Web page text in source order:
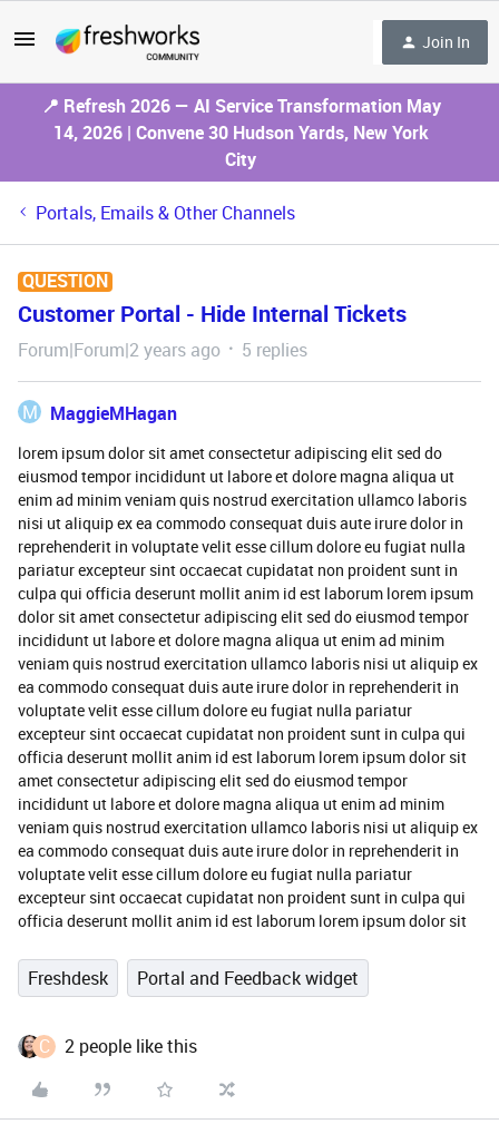
Join In
📍 Refresh 2026 — AI Service Transformation May
14, 2026 | Convene 30 Hudson Yards, New York
City
Portals, Emails & Other Channels
QUESTION
Customer Portal - Hide Internal Tickets
Forum|Forum|2 years ago 5 replies
M MaggieMHagan
lorem ipsum dolor sit amet consectetur adipiscing elit sed do
eiusmod tempor incididunt ut labore et dolore magna aliqua ut
enim ad minim veniam quis nostrud exercitation ullamco laboris
nisi ut aliquip ex ea commodo consequat duis aute irure dolor in
reprehenderit in voluptate velit esse cillum dolore eu fugiat nulla
pariatur excepteur sint occaecat cupidatat non proident sunt in
culpa qui officia deserunt mollit anim id est laborum lorem ipsum
dolor sit amet consectetur adipiscing elit sed do eiusmod tempor
incididunt ut labore et dolore magna aliqua ut enim ad minim
veniam quis nostrud exercitation ullamco laboris nisi ut aliquip ex
ea commodo consequat duis aute irure dolor in reprehenderit in
voluptate velit esse cillum dolore eu fugiat nulla pariatur
excepteur sint occaecat cupidatat non proident sunt in culpa qui
officia deserunt mollit anim id est laborum lorem ipsum dolor sit
amet consectetur adipiscing elit sed do eiusmod tempor
incididunt ut labore et dolore magna aliqua ut enim ad minim
veniam quis nostrud exercitation ullamco laboris nisi ut aliquip ex
ea commodo consequat duis aute irure dolor in reprehenderit in
voluptate velit esse cillum dolore eu fugiat nulla pariatur
excepteur sint occaecat cupidatat non proident sunt in culpa qui
officia deserunt mollit anim id est laborum lorem ipsum dolor sit
Freshdesk Portal and Feedback widget
C 2 people like this